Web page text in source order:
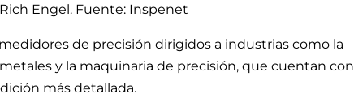
Rich Engel. Fuente: Inspenet
de precisión dirigidos a industrias como la
y la maquinaria de precisión, que cuentan con
más detallada.